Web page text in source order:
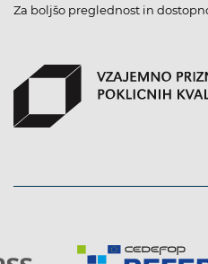
Za boljšo preglednost in